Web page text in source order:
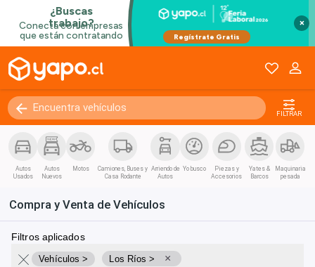
×
FILTRAR
Autos
Usados
Autos
Nuevos
Motos
Camiones, Buses y
Casa Rodante
Arriendo de
Autos
Yo busco
Piezas y
Accesorios
Yates &
Barcos
Maquinaria
pesada
Compra y Venta de Vehículos
Filtros aplicados
Vehículos > Los Ríos > ×